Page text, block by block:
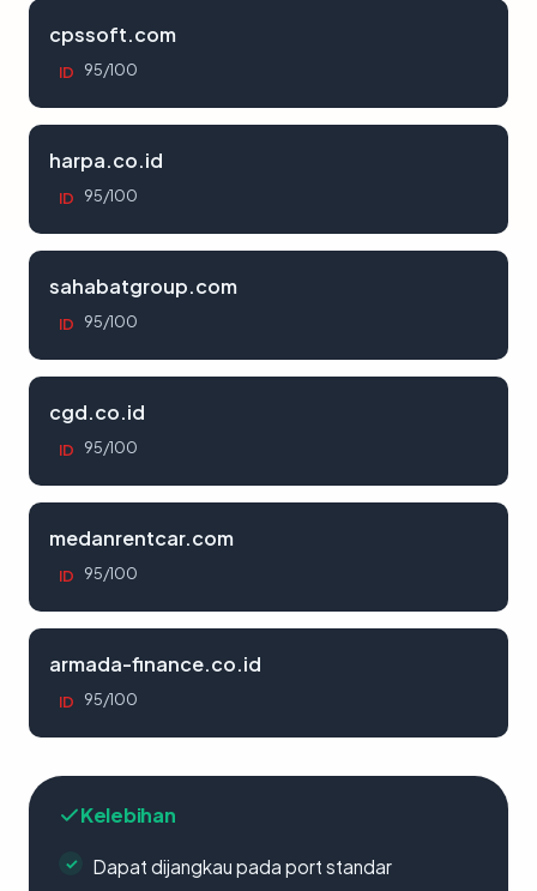
cpssoft.com
ID 95/100
harpa.co.id
ID 95/100
sahabatgroup.com
ID 95/100
cgd.co.id
ID 95/100
medanrentcar.com
ID 95/100
armada-finance.co.id
ID 95/100
Kelebihan
Dapat dijangkau pada port standar